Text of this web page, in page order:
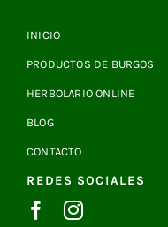
INICIO
PRODUCTOS DE BURGOS
HERBOLARIO ONLINE
BLOG
CONTACTO
REDES SOCIALES